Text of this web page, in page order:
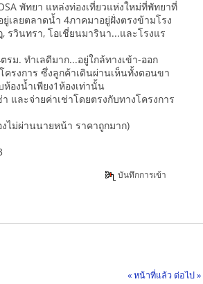
พัทยา แหล่งท่องเที่ยวแห่งใหม่ที่พัทยาที่
เลยตลาดน้ำ 4ภาคมาอยู่ฝั่งตรงข้ามโรง
รวินทรา, โอเชี่ยนมารินา...และโรงแร
ม. ทำเลดีมาก...อยู่ใกล้ทางเข้า-ออก
ครงการ ซึ่งลูกค้าเดินผ่านเห็นทั้งตอนขา
ห้องน้ำเพียง1ห้องเท่านั้น
และจ่ายค่าเช่าโดยตรงกับทางโครงการ
งไม่ผ่านนายหน้า ราคาถูกมาก)
บันทึกการเข้า
« หน้าที่แล้ว ต่อไป »